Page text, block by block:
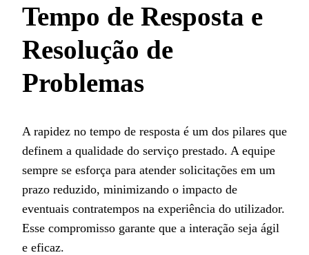
Tempo de Resposta e
Resolução de
Problemas
A rapidez no tempo de resposta é um dos pilares que
definem a qualidade do serviço prestado. A equipe
sempre se esforça para atender solicitações em um
prazo reduzido, minimizando o impacto de
eventuais contratempos na experiência do utilizador.
Esse compromisso garante que a interação seja ágil
e eficaz.